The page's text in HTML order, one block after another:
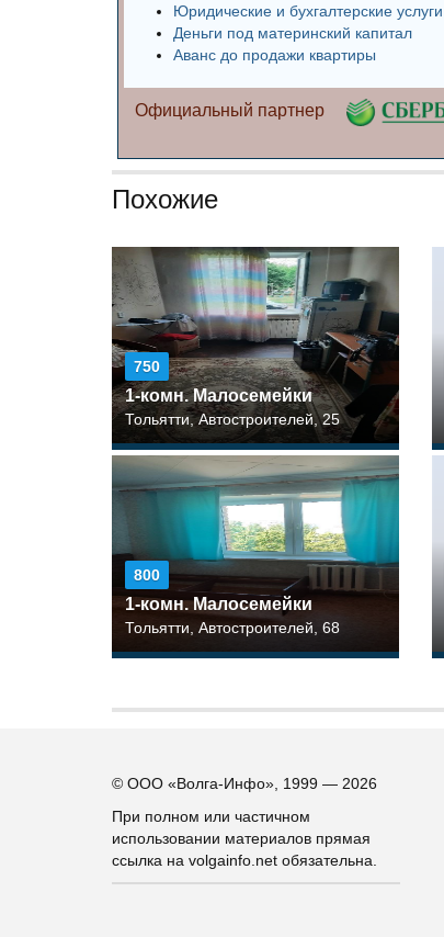
Юридические и бухгалтерские услуги
Деньги под материнский капитал
Аванс до продажи квартиры
Официальный партнер
Похожие
750
1-комн. Малосемейки
Тольятти, Автостроителей, 25
800
1-комн. Малосемейки
Тольятти, Автостроителей, 68
© ООО «Волга-Инфо», 1999 — 2026
При полном или частичном
использовании материалов прямая
ссылка на volgainfo.net обязательна.